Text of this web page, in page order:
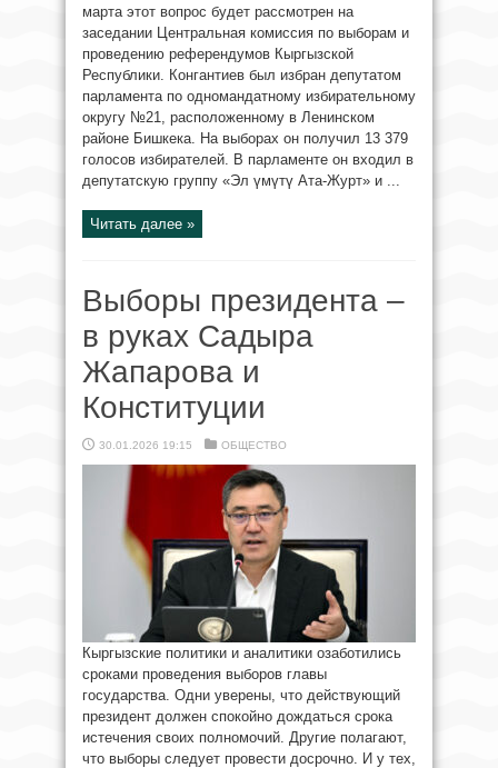
марта этот вопрос будет рассмотрен на
заседании Центральная комиссия по выборам и
проведению референдумов Кыргызской
Республики. Конгантиев был избран депутатом
парламента по одномандатному избирательному
округу №21, расположенному в Ленинском
районе Бишкека. На выборах он получил 13 379
голосов избирателей. В парламенте он входил в
депутатскую группу «Эл үмүтү Ата-Журт» и ...
Читать далее »
Выборы президента –
в руках Садыра
Жапарова и
Конституции
30.01.2026 19:15 ОБЩЕСТВО
Кыргызские политики и аналитики озаботились
сроками проведения выборов главы
государства. Одни уверены, что действующий
президент должен спокойно дождаться срока
истечения своих полномочий. Другие полагают,
что выборы следует провести досрочно. И у тех,